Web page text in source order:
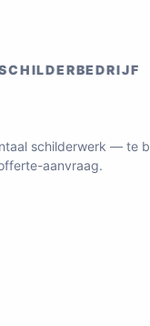
schilderwerk — te
aanvraag.